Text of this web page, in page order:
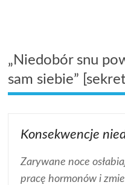
„Niedobór snu
sam siebie”
Konsekwencje
Zarywane noce
pracę hormonów i